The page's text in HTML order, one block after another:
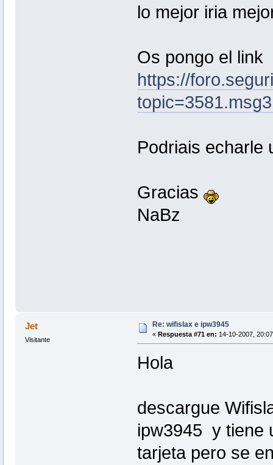
lo mejor iria
Os pongo el link
https://
Podriais echarle
Gracias
NaBz
Jet
Visitante
Re: wifislax e ipw3945
« Respuesta #71 en: 14-10-2007,
Hola
descargue
ipw3945 y tiene
tarjeta pero se